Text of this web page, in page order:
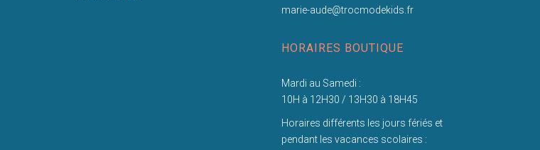
marie-aude@trocmodekids.fr
HORAIRES BOUTIQUE
Mardi au Samedi :
10H à 12H30 / 13H30 à 18H45
Horaires différents les jours fériés et
pendant les vacances scolaires :